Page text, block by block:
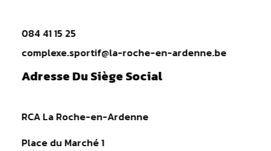
084 41 15 25
complexe.sportif@la-roche-en-ardenne.be
Adresse Du Siège Social
RCA La Roche-en-Ardenne
Place du Marché 1